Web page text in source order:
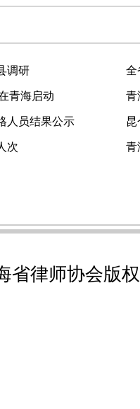
调研 全
青海启动 青
人员结果公示 昆
次 青
省律师协会版